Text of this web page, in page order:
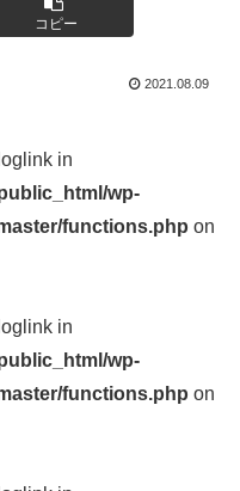
コピー
2021.08.09
in
wp-
functions.php on
in
wp-
functions.php on